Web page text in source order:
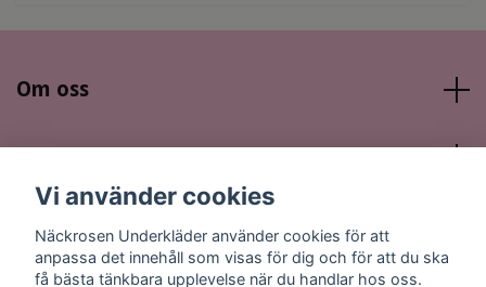
Om oss
Sociala medier
Vi använder cookies
Näckrosen Underkläder använder cookies för att
anpassa det innehåll som visas för dig och för att du ska
få bästa tänkbara upplevelse när du handlar hos oss.